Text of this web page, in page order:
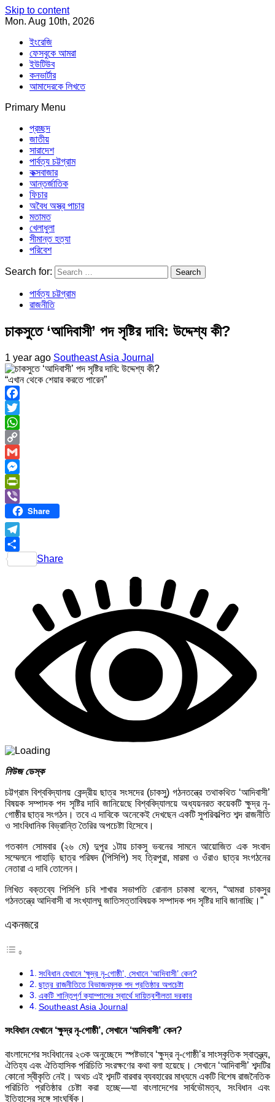
Skip to content
Mon. Aug 10th, 2026
ইংরেজি
ফেসবুকে আমরা
ইউটিউব
কনভার্টার
আমাদেরকে লিখতে
Primary Menu
Southeast Asia Journal
প্রচ্ছদ
জাতীয়
সারাদেশ
পার্বত্য চট্টগ্রাম
কক্সবাজার
আন্তর্জাতিক
ফিচার
অবৈধ অস্ত্র পাচার
মতামত
খেলাধুলা
সীমান্ত হত্যা
পরিবেশ
Search for:
পার্বত্য চট্টগ্রাম
রাজনীতি
চাকসুতে ‘আদিবাসী’ পদ সৃষ্টির দাবি: উদ্দেশ্য কী?
1 year ago Southeast Asia Journal
“এখান থেকে শেয়ার করতে পারেন”
Facebook
Twitter
WhatsApp
Copy
Link
Gmail
Messenger
PrintFriendly
ViberShare
Telegram
Share
নিউজ ডেস্ক
চট্টগ্রাম বিশ্ববিদ্যালয় কেন্দ্রীয় ছাত্র সংসদের (চাকসু) গঠনতন্ত্রে তথাকথিত ‘আদিবাসী’
বিষয়ক সম্পাদক পদ সৃষ্টির দাবি জানিয়েছে বিশ্ববিদ্যালয়ে অধ্যয়নরত কয়েকটি ক্ষুদ্র নৃ-
গোষ্ঠীর ছাত্র সংগঠন। তবে এ দাবিকে অনেকেই দেখছেন একটি সুপরিকল্পিত শব্দ রাজনীতি
ও সাংবিধানিক বিভ্রান্তি তৈরির অপচেষ্টা হিসেবে।
গতকাল সোমবার (২৬ মে) দুপুর ১টায় চাকসু ভবনের সামনে আয়োজিত এক সংবাদ
সম্মেলনে পাহাড়ি ছাত্র পরিষদ (পিসিপি) সহ ত্রিপুরা, মারমা ও ওঁরাও ছাত্র সংগঠনের
নেতারা এ দাবি তোলেন।
লিখিত বক্তব্যে পিসিপি চবি শাখার সভাপতি রোনাল চাকমা বলেন, “আমরা চাকসুর
গঠনতন্ত্রে আদিবাসী বা সংখ্যালঘু জাতিসত্তাবিষয়ক সম্পাদক পদ সৃষ্টির দাবি জানাচ্ছি।”
একনজরে
সংবিধান যেখানে ‘ক্ষুদ্র নৃ-গোষ্ঠী’, সেখানে ‘আদিবাসী’ কেন?
ছাত্র রাজনীতিতে বিভাজনমূলক পদ প্রতিষ্ঠার অপচেষ্টা
একটি শান্তিপূর্ণ ক্যাম্পাসের স্বার্থে দায়িত্বশীলতা দরকার
Southeast Asia Journal
সংবিধান যেখানে ‘ক্ষুদ্র নৃ-গোষ্ঠী’, সেখানে ‘আদিবাসী’ কেন?
বাংলাদেশের সংবিধানের ২৩ক অনুচ্ছেদে স্পষ্টভাবে ‘ক্ষুদ্র নৃ-গোষ্ঠী’র সাংস্কৃতিক স্বাতন্ত্র্য,
ঐতিহ্য এবং ঐতিহাসিক পরিচিতি সংরক্ষণের কথা বলা হয়েছে। সেখানে ‘আদিবাসী’ শব্দটির
কোনো স্বীকৃতি নেই। অথচ এই শব্দটি বারবার ব্যবহারের মাধ্যমে একটি বিশেষ রাজনৈতিক
পরিচিতি প্রতিষ্ঠার চেষ্টা করা হচ্ছে—যা বাংলাদেশের সার্বভৌমত্ব, সংবিধান এবং
ইতিহাসের সঙ্গে সাংঘর্ষিক।